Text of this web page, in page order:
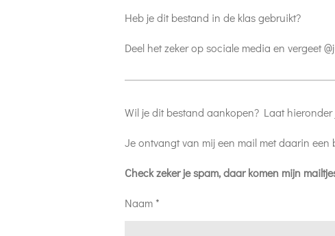
Heb je dit bestand in de klas gebruikt?
Deel het zeker op sociale media en vergeet
Wil je dit bestand aankopen? Laat
Je ontvangt van mij een mail met daarin
Check zeker je spam, daar komen mijn
Naam *